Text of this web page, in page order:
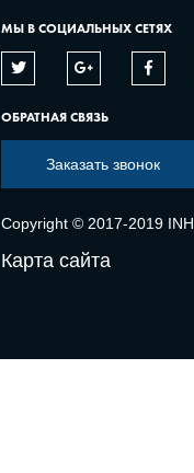
МЫ В СОЦИАЛЬНЫХ СЕТЯХ
ОБРАТНАЯ СВЯЗЬ
Заказать звонок
Copyright © 2017-2019
Карта сайта